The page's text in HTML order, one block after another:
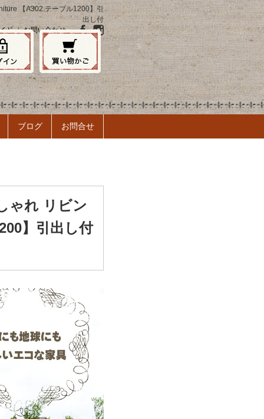
【A302 テーブル1200】引
出し付
ド｜お問い合わせ
ブログ お問合せ
ゃれ リビン
】引出し付